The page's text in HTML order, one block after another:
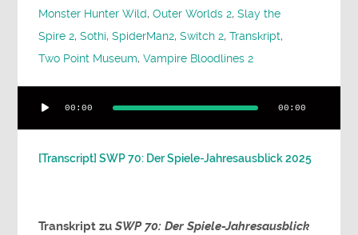
Monster Hunter Wild,Outer Worlds 2,Slay the
Spire 2,Sothi,SpiderMan2,Switch 2,Transkript,
Two Point Museum,Vampire Bloodlines 2
Player
00:00 00:00
[Transcript] SWP 70: Der Spiele-Jahresausblick 2025
Transkript zu SWP 70: Der Spiele-Jahresausblick